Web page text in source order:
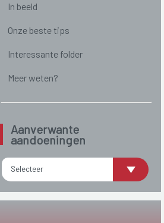
In beeld
Onze beste tips
Interessante folder
Meer weten?
Aanverwante
aandoeningen
Selecteer